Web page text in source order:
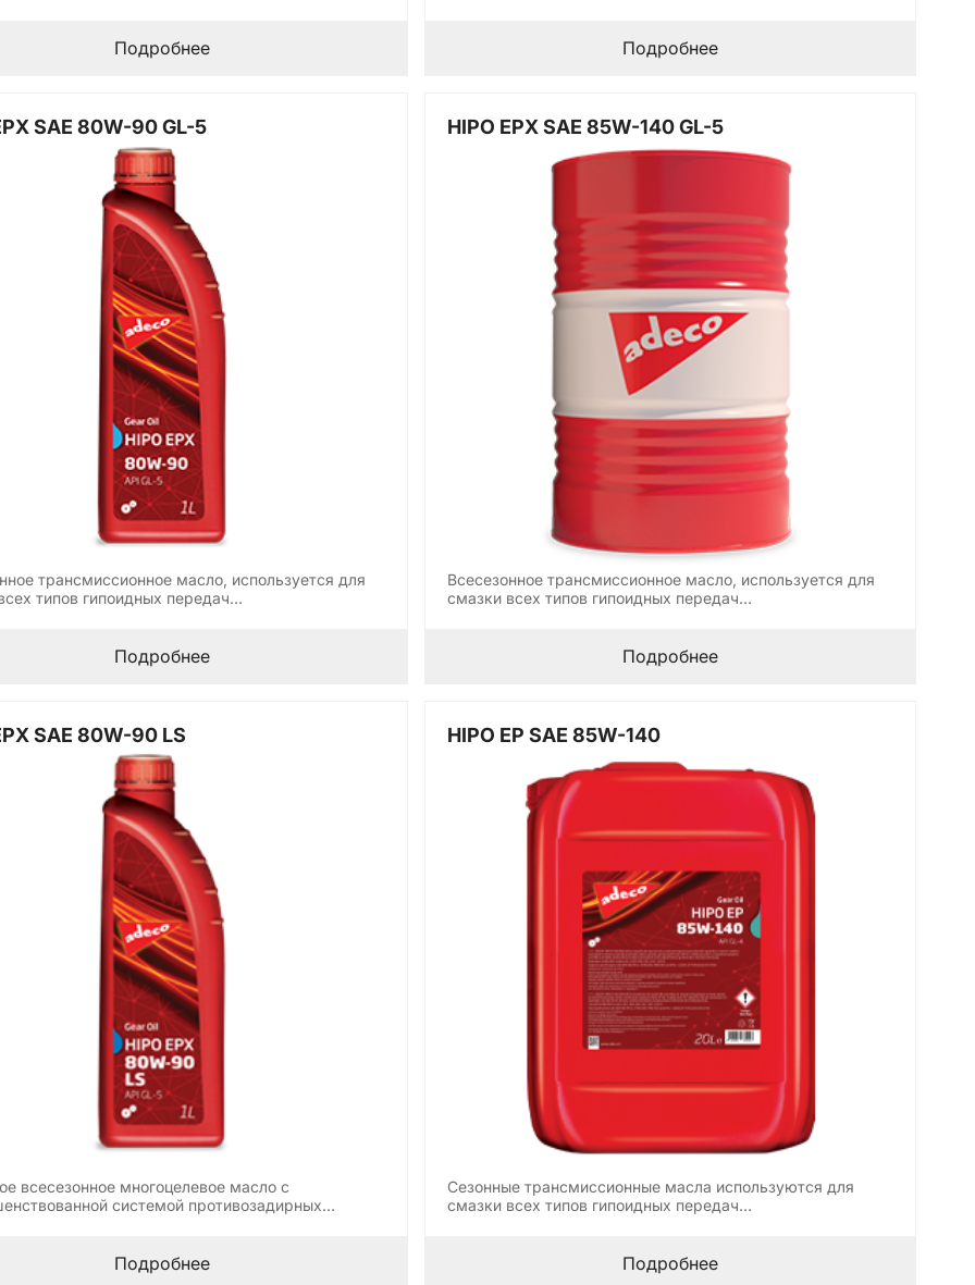
Подробнее Подробнее
SAE 80W-90 GL-5
трансмиссионное масло, используется для
типов гипоидных передач…
Подробнее
HIPO EPX SAE 85W-140 GL-5
Всесезонное трансмиссионное масло, используется для
смазки всех типов гипоидных передач…
Подробнее
SAE 80W-90 LS
всесезонное многоцелевое масло с
системой противозадирных
Подробнее
HIPO EP SAE 85W-140
Сезонные трансмиссионные масла используются для
смазки всех типов гипоидных передач…
Подробнее